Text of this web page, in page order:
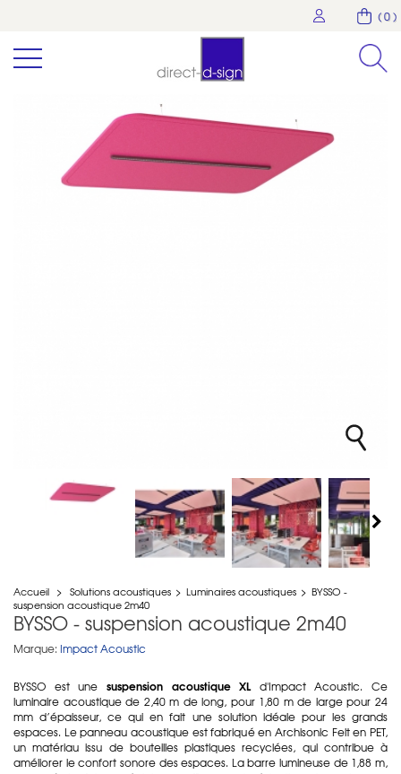
( 0 )
Accueil > Solutions acoustiques > Luminaires acoustiques > BYSSO -
suspension acoustique 2m40
BYSSO - suspension acoustique 2m40
Marque: Impact Acoustic
BYSSO est une suspension acoustique XLd'Impact Acoustic. Ce
luminaire acoustique de 2,40 m de long, pour 1,80 m de large pour 24
mm d’épaisseur, ce qui en fait une solution idéale pour les grands
espaces. Le panneau acoustique est fabriqué en Archisonic Felten PET,
un matériau issu de bouteilles plastiques recyclées, qui contribue à
améliorer le confort sonore des espaces. La barre lumineuse de 1,88 m,